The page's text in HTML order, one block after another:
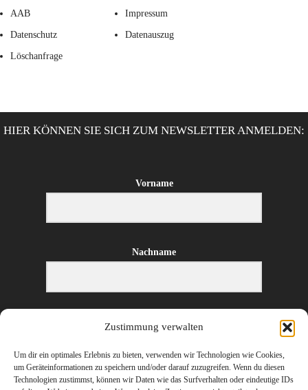
Zustimmung verwalten
Um dir ein optimales Erlebnis zu bieten, verwenden wir Technologien wie Cookies,
um Geräteinformationen zu speichern und/oder darauf zuzugreifen. Wenn du diesen
Technologien zustimmst, können wir Daten wie das Surfverhalten oder eindeutige IDs
AAB Impressum
Datenschutz Datenauszug
Löschanfrage
HIER KÖNNEN SIE SICH ZUM NEWSLETTER ANMELDEN:
Vorname
Nachname
E-Mail-Adresse